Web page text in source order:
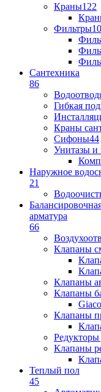
Краны122
Фильтры10
Сантехника
86
Гибкая
Краны
Сифоны44
Унитазы и
Наружное
21
арматура
66
Клапаны
Клапаны
Клапаны
Клапаны
Редукторы
Клапаны
Теплый пол
45